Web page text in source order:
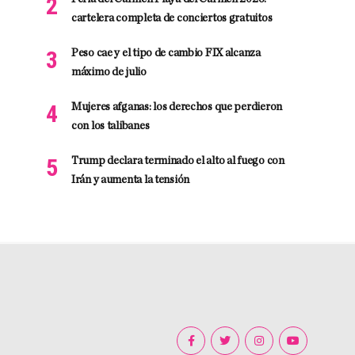
cartelera completa de conciertos gratuitos
Peso cae y el tipo de cambio FIX alcanza
máximo de julio
Mujeres afganas: los derechos que perdieron
con los talibanes
Trump declara terminado el alto al fuego con
Irán y aumenta la tensión